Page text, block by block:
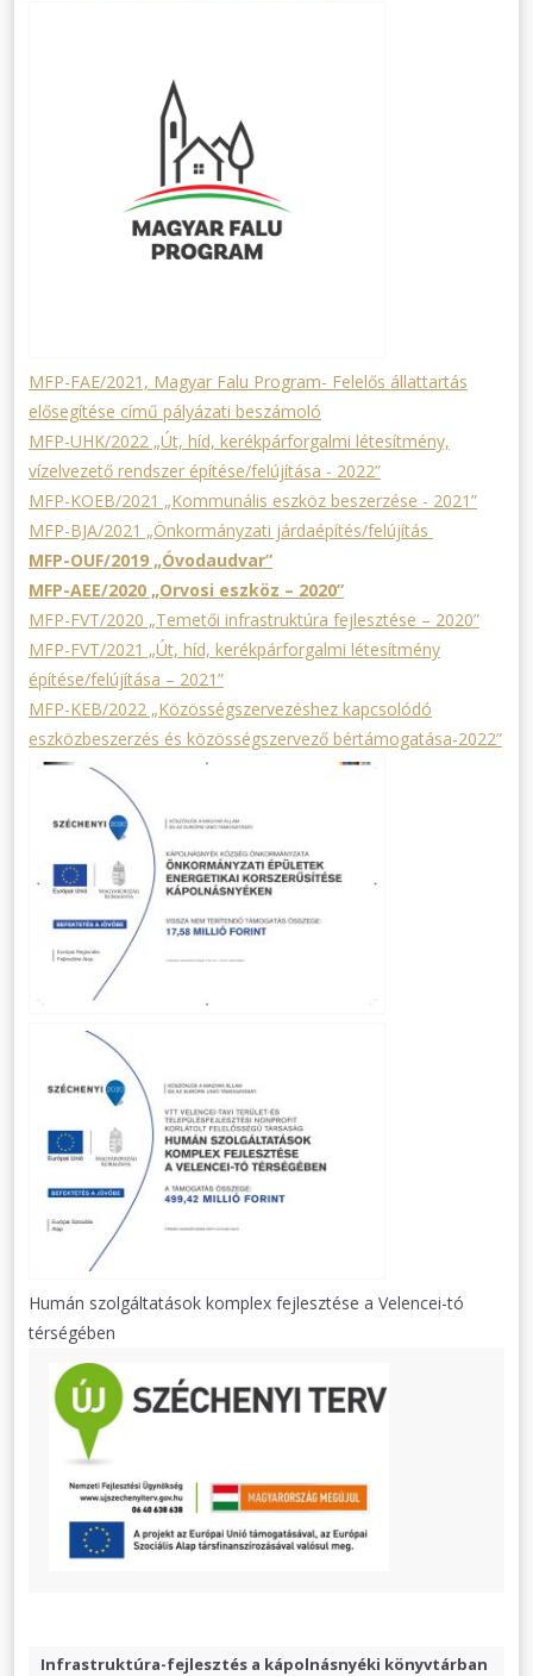
MFP-FAE/2021, Magyar Falu Program- Felelős állattartás
elősegítése című pályázati beszámoló
MFP-UHK/2022 „Út, híd, kerékpárforgalmi létesítmény,
vízelvezető rendszer építése/felújítása - 2022”
MFP-KOEB/2021 „Kommunális eszköz beszerzése - 2021”
MFP-BJA/2021 „Önkormányzati járdaépítés/felújítás
MFP-OUF/2019 „Óvodaudvar”
MFP-AEE/2020 „Orvosi eszköz – 2020”
MFP-FVT/2020 „Temetői infrastruktúra fejlesztése – 2020”
MFP-FVT/2021 „Út, híd, kerékpárforgalmi létesítmény
építése/felújítása – 2021”
MFP-KEB/2022 „Közösségszervezéshez kapcsolódó
eszközbeszerzés és közösségszervező bértámogatása-2022”
Humán szolgáltatások komplex fejlesztése a Velencei-tó
térségében
Infrastruktúra-fejlesztés a kápolnásnyéki könyvtárban